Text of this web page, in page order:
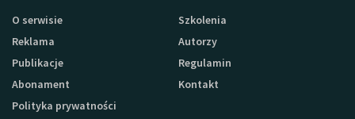
O serwisie
Szkolenia
Reklama
Autorzy
Publikacje
Regulamin
Abonament
Kontakt
Polityka prywatności